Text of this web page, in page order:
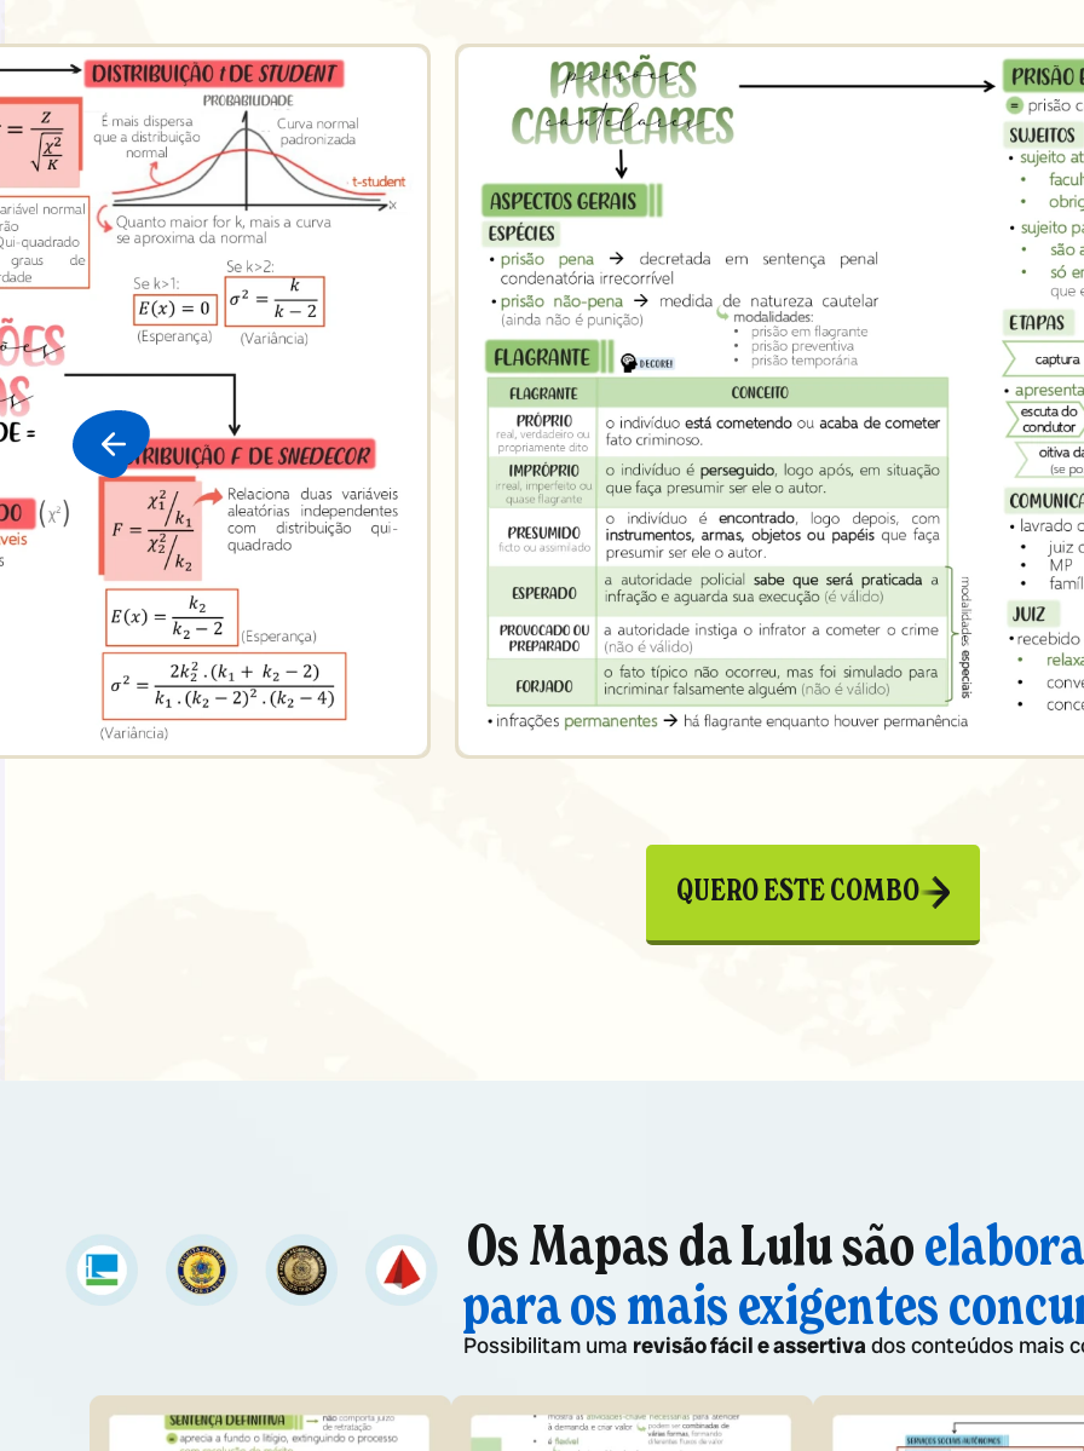
QUERO ESTE COMBO
Os Mapas da Lulu são
para os mais exigentes
Possibilitam uma revisão fácil e assertivados conteúdos mais